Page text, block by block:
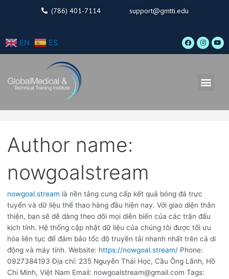
(786) 401-7114 support@gmtti.edu
EN ES
F
a
c
I
n
s
a
m
Y
o
u
Author name:
nowgoalstream
nowgoal.stream là nền tảng cung cấp kết quả bóng đá trực
tuyến và dữ liệu thể thao hàng đầu hiện nay. Với giao diện thân
thiện, bạn sẽ dễ dàng theo dõi mọi diễn biến của các trận đấu
kịch tính. Hệ thống cập nhật dữ liệu của chúng tôi được tối ưu
hóa liên tục để đảm bảo tốc độ truyền tải nhanh nhất trên cả di
động và máy tính. Website: https://nowgoal.stream/Phone:
0927384193 Địa chỉ: 235 Nguyễn Thái Học, Cầu Ông Lãnh, Hồ
Chí Minh, Việt Nam Email: nowgoalstream@gmail.com Tags: